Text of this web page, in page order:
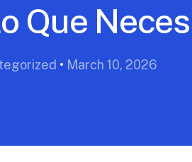
Que
• March 10, 2026